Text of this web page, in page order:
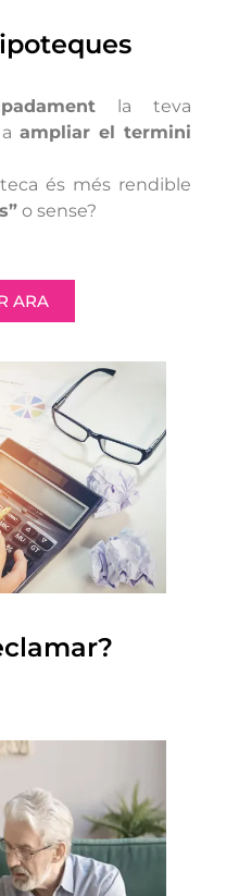
la teva
ampliar el termini
és més rendible
o sense?
ARA